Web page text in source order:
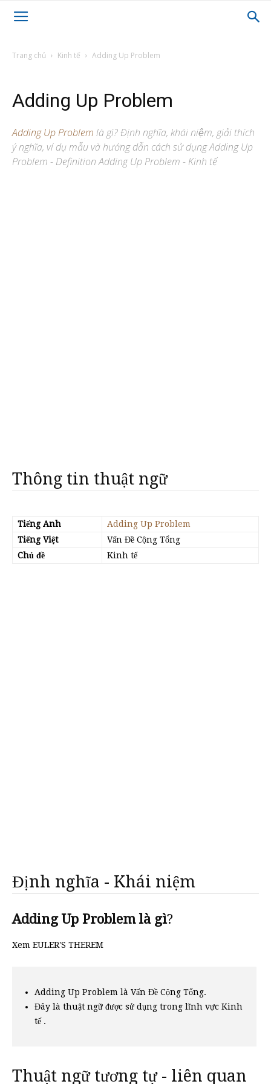
Trang chủ Kinh tế Adding Up Problem
Adding Up Problem
Adding Up Problem là gì? Định nghĩa, khái niệm, giải thích
ý nghĩa, ví dụ mẫu và hướng dẫn cách sử dụng Adding Up
Problem - Definition Adding Up Problem - Kinh tế
Thông tin thuật ngữ
Tiếng Anh
Adding Up Problem
Tiếng Việt
Vấn Đề Cộng Tổng
Chủ đề
Kinh tế
Định nghĩa - Khái niệm
Adding Up Problem là gì?
Xem EULER'S THEREM
Adding Up Problem là Vấn Đề Cộng Tổng.
Đây là thuật ngữ được sử dụng trong lĩnh vực Kinh
tế .
Thuật ngữ tương tự - liên quan